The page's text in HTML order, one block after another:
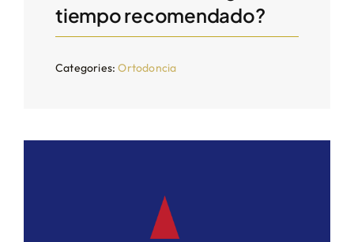
tiempo recomendado?
Categories:Ortodoncia